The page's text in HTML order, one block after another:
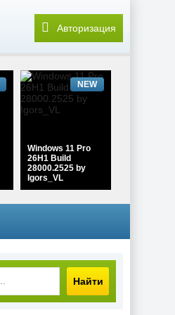
Авторизация
Windows 11 Pro
26H1 Build
28000.2525 by
Igors_VL
NEW
Найти